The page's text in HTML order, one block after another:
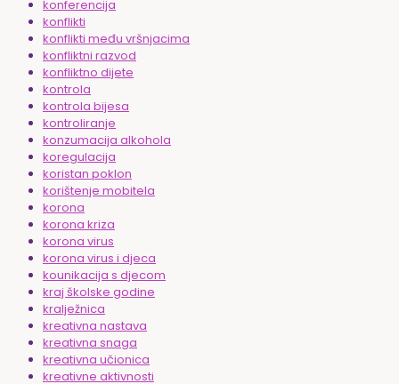
konferencija
konflikti
konflikti među vršnjacima
konfliktni razvod
konfliktno dijete
kontrola
kontrola bijesa
kontroliranje
konzumacija alkohola
koregulacija
koristan poklon
korištenje mobitela
korona
korona kriza
korona virus
korona virus i djeca
kounikacija s djecom
kraj školske godine
kralježnica
kreativna nastava
kreativna snaga
kreativna učionica
kreativne aktivnosti